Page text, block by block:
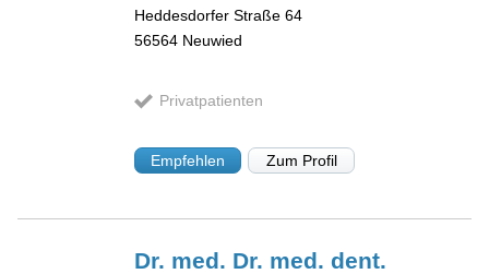
Heddesdorfer Straße 64
56564 Neuwied
Privatpatienten
Empfehlen Zum Profil
Dr. med. Dr. med. dent.